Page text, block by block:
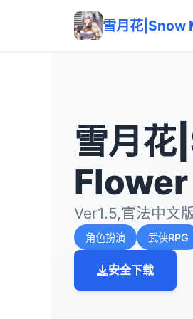
雪月花|Snow
雪月
Flower
Ver1.5,官法中文
角色扮演 武侠RPG
安全下载